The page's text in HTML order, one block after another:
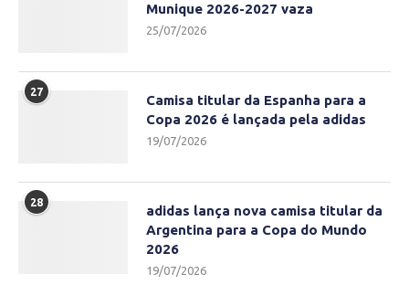
Munique 2026-2027 vaza
25/07/2026
27
Camisa titular da Espanha para a
Copa 2026 é lançada pela adidas
19/07/2026
28
adidas lança nova camisa titular da
Argentina para a Copa do Mundo
2026
19/07/2026